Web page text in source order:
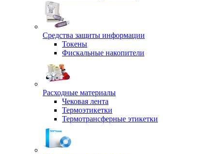
Средства защиты информации
Токены
Фискальные накопители
Расходные материалы
Чековая лента
Термоэтикетки
Термотрансферные этикетки